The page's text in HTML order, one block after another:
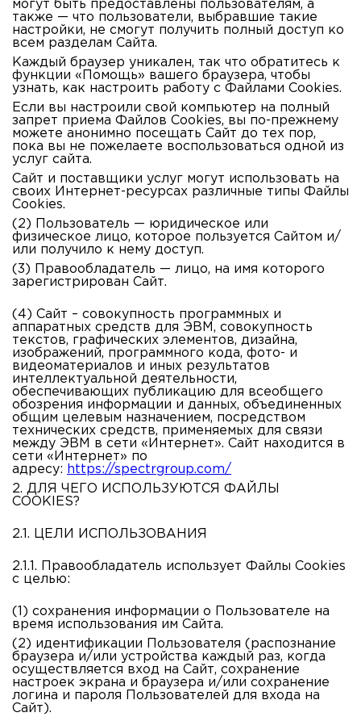
могут быть предоставлены пользователям, а
также — что пользователи, выбравшие такие
настройки, не смогут получить полный доступ ко
всем разделам Сайта.
Каждый браузер уникален, так что обратитесь к
функции «Помощь» вашего браузера, чтобы
узнать, как настроить работу с Файлами Cookies.
Если вы настроили свой компьютер на полный
запрет приема Файлов Cookies, вы по-прежнему
можете анонимно посещать Сайт до тех пор,
пока вы не пожелаете воспользоваться одной из
услуг сайта.
Сайт и поставщики услуг могут использовать на
своих Интернет-ресурсах различные типы Файлы
Cookies.
(2) Пользователь — юридическое или
физическое лицо, которое пользуется Сайтом и/
или получило к нему доступ.
(3) Правообладатель — лицо, на имя которого
зарегистрирован Сайт.
(4) Сайт – совокупность программных и
аппаратных средств для ЭВМ, совокупность
текстов, графических элементов, дизайна,
изображений, программного кода, фото- и
видеоматериалов и иных результатов
интеллектуальной деятельности,
обеспечивающих публикацию для всеобщего
обозрения информации и данных, объединенных
общим целевым назначением, посредством
технических средств, применяемых для связи
между ЭВМ в сети «Интернет». Сайт находится в
сети «Интернет» по
адресу: https://spectrgroup.com/
2. ДЛЯ ЧЕГО ИСПОЛЬЗУЮТСЯ ФАЙЛЫ
COOKIES?
2.1. ЦЕЛИ ИСПОЛЬЗОВАНИЯ
2.1.1. Правообладатель использует Файлы Cookies
с целью:
(1) сохранения информации о Пользователе на
время использования им Сайта.
(2) идентификации Пользователя (распознание
браузера и/или устройства каждый раз, когда
осуществляется вход на Сайт, сохранение
настроек экрана и браузера и/или сохранение
логина и пароля Пользователей для входа на
Сайт).